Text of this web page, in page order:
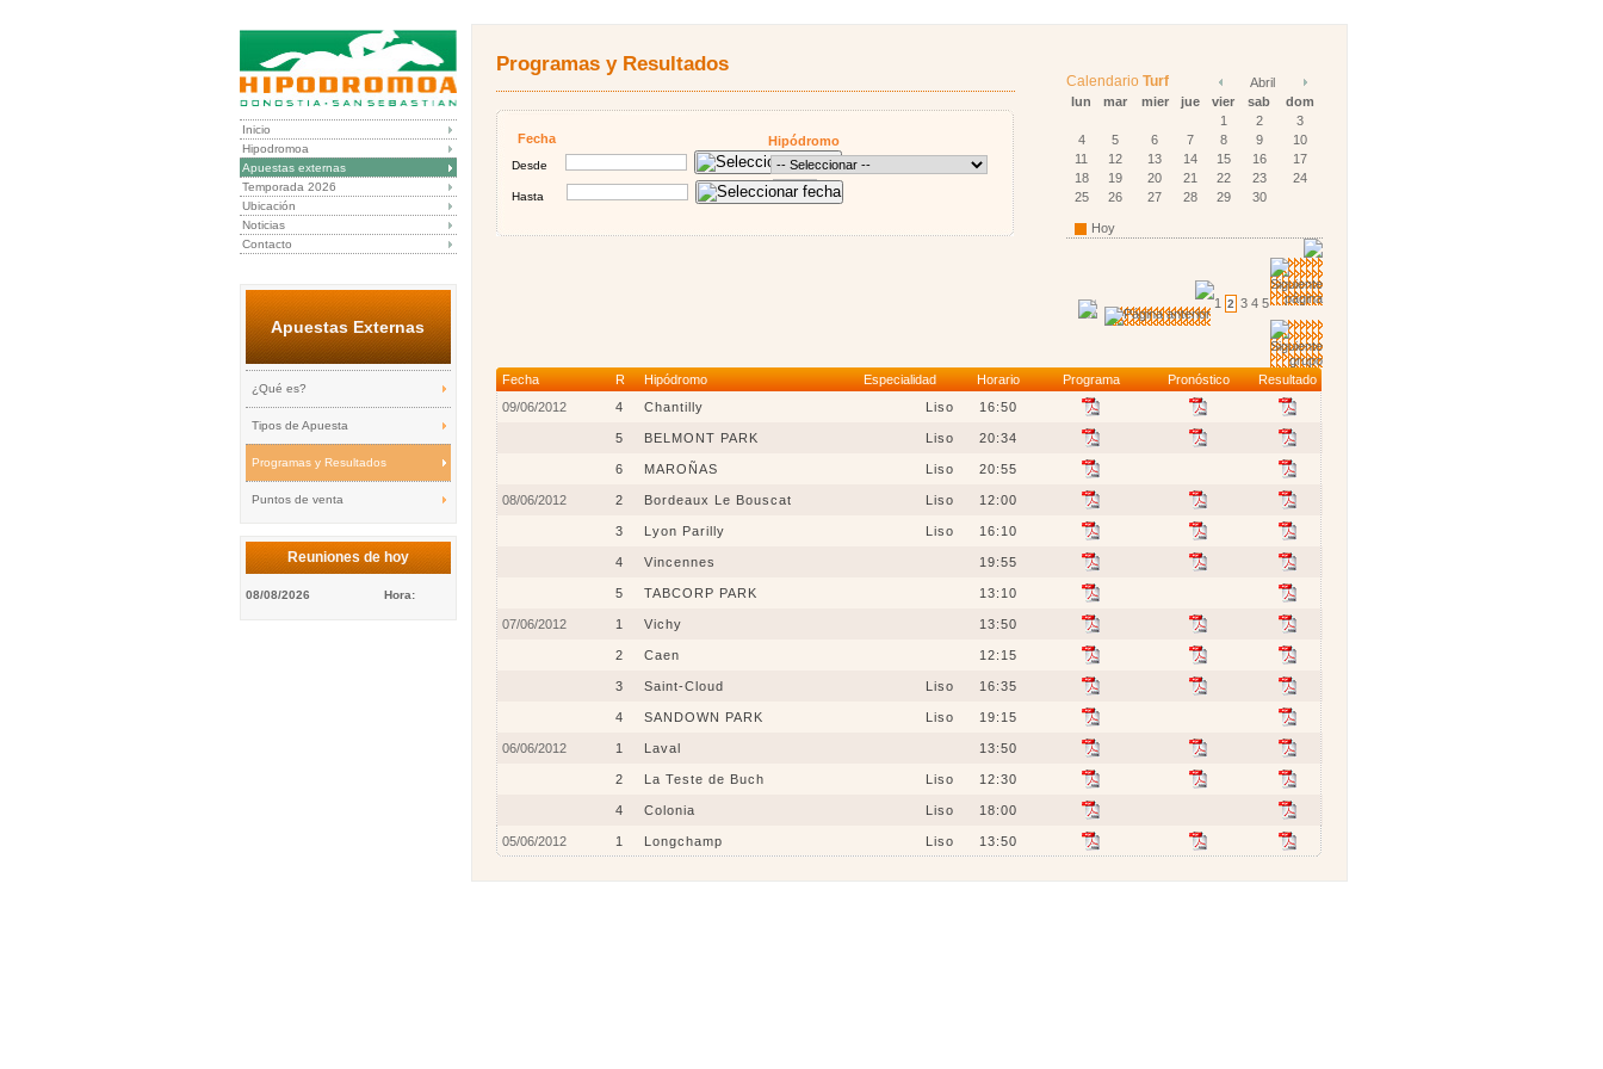
Inicio
Hipodromoa
Apuestas externas
Temporada 2026
Ubicación
Noticias
Contacto
Apuestas Externas
¿Qué es?
Tipos de Apuesta
Programas y Resultados
Puntos de venta
Reuniones de hoy
08/08/2026 Hora:
Programas y Resultados
Desde
Fecha
Hasta
Hipódromo
Calendario Turf
Abril
lun
mar mier jue vier sab
dom
1
2
3
4
5 6 7 8 9
10
11
12 13 14 15 16
17
18
19 20 21 22 23
24
25
26 27 28 29 30
Hoy
1 2 3 4 5
Fecha R Hipódromo Especialidad Horario Programa Pronóstico
Resultado
09/06/2012
4 Chantilly Liso 16:50
5 BELMONT PARK Liso 20:34
6 MAROÑAS Liso 20:55
08/06/2012 2 Bordeaux Le Bouscat Liso 12:00
3 Lyon Parilly Liso 16:10
4 Vincennes 19:55
5 TABCORP PARK 13:10
07/06/2012 1 Vichy 13:50
2 Caen 12:15
3 Saint-Cloud Liso 16:35
4 SANDOWN PARK Liso 19:15
06/06/2012 1 Laval 13:50
2 La Teste de Buch Liso 12:30
4 Colonia Liso 18:00
05/06/2012 1 Longchamp Liso 13:50